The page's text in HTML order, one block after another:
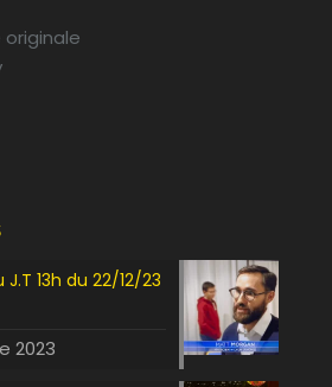
13h du 22/12/23
2023